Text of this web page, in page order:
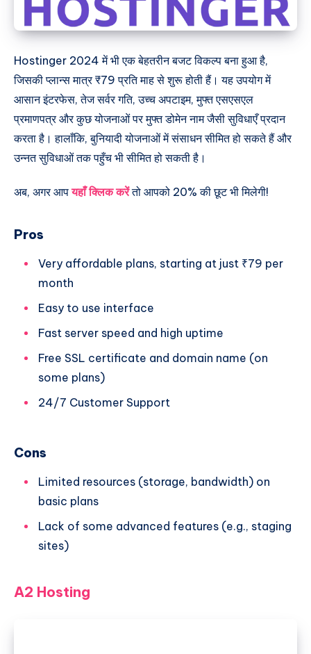
Hostinger 2024 में भी एक बेहतरीन बजट विकल्प बना हुआ है,
जिसकी प्लान्स मात्र ₹79 प्रति माह से शुरू होती हैं। यह उपयोग में
आसान इंटरफेस, तेज सर्वर गति, उच्च अपटाइम, मुफ्त एसएसएल
प्रमाणपत्र और कुछ योजनाओं पर मुफ्त डोमेन नाम जैसी सुविधाएँ प्रदान
करता है। हालाँकि, बुनियादी योजनाओं में संसाधन सीमित हो सकते हैं और
उन्नत सुविधाओं तक पहुँच भी सीमित हो सकती है।
अब, अगर आपयहाँ क्लिक करेंतो आपको 20% की छूट भी मिलेगी!
Pros
Very affordable plans, starting at just ₹79 per
month
Easy to use interface
Fast server speed and high uptime
Free SSL certificate and domain name (on
some plans)
24/7 Customer Support
Cons
Limited resources (storage, bandwidth) on
basic plans
Lack of some advanced features (e.g., staging
sites)
A2 Hosting